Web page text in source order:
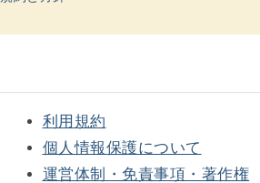
利用規約
個人情報保護について
運営体制・免責事項・著作権